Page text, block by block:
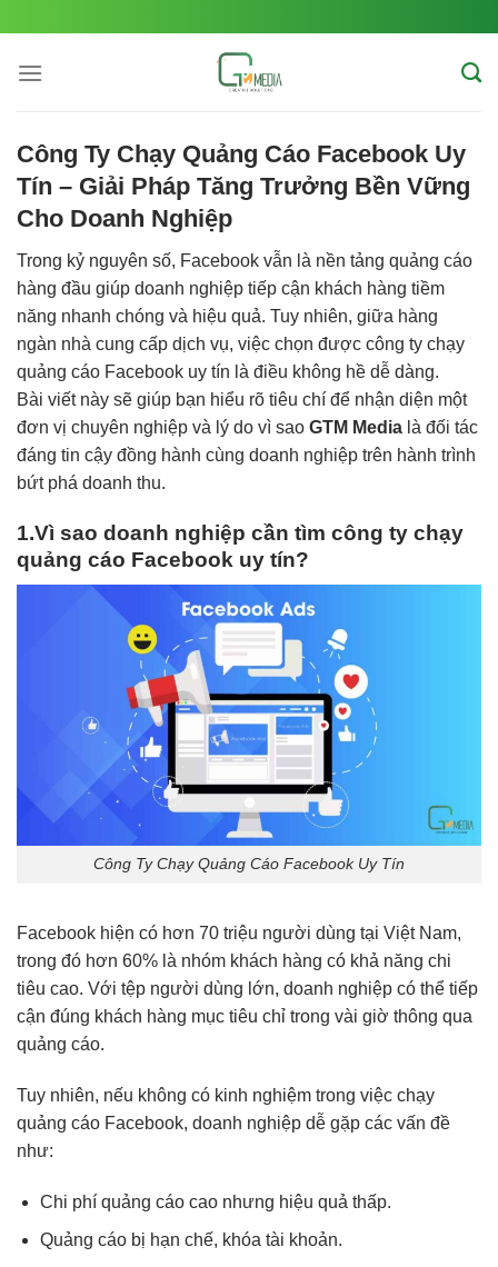
content
Công Ty Chạy Quảng Cáo Facebook Uy
Tín – Giải Pháp Tăng Trưởng Bền Vững
Cho Doanh Nghiệp
Trong kỷ nguyên số, Facebook vẫn là nền tảng quảng cáo
hàng đầu giúp doanh nghiệp tiếp cận khách hàng tiềm
năng nhanh chóng và hiệu quả. Tuy nhiên, giữa hàng
ngàn nhà cung cấp dịch vụ, việc chọn được công ty chạy
quảng cáo Facebook uy tín là điều không hề dễ dàng.
Bài viết này sẽ giúp bạn hiểu rõ tiêu chí để nhận diện một
đơn vị chuyên nghiệp và lý do vì sao GTM Media là đối tác
đáng tin cậy đồng hành cùng doanh nghiệp trên hành trình
bứt phá doanh thu.
1.Vì sao doanh nghiệp cần tìm công ty chạy
quảng cáo Facebook uy tín?
Công Ty Chạy Quảng Cáo Facebook Uy Tín
Facebook hiện có hơn 70 triệu người dùng tại Việt Nam,
trong đó hơn 60% là nhóm khách hàng có khả năng chi
tiêu cao. Với tệp người dùng lớn, doanh nghiệp có thể tiếp
cận đúng khách hàng mục tiêu chỉ trong vài giờ thông qua
quảng cáo.
Tuy nhiên, nếu không có kinh nghiệm trong việc chạy
quảng cáo Facebook, doanh nghiệp dễ gặp các vấn đề
như:
Chi phí quảng cáo cao nhưng hiệu quả thấp.
Quảng cáo bị hạn chế, khóa tài khoản.